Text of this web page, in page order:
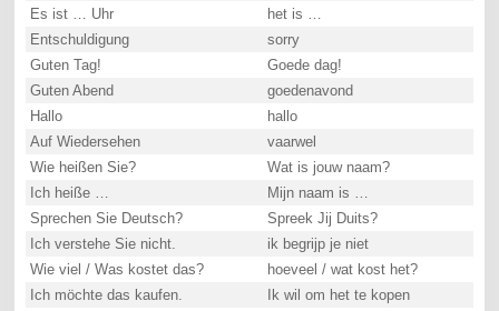
Es ist … Uhr
het is …
Entschuldigung
sorry
Guten Tag!
Goede dag!
Guten Abend
goedenavond
Hallo
hallo
Auf Wiedersehen
vaarwel
Wie heißen Sie?
Wat is jouw naam?
Ich heiße …
Mijn naam is …
Sprechen Sie Deutsch?
Spreek Jij Duits?
Ich verstehe Sie nicht.
ik begrijp je niet
Wie viel / Was kostet das?
hoeveel / wat kost het?
Ich möchte das kaufen.
Ik wil om het te kopen